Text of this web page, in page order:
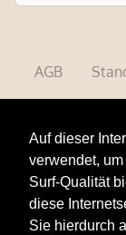
Auf dieser
verwendet,
Surf-Qualität
diese
Sie hierdurch
AGB
Brigitte Krickl
Esslingen,